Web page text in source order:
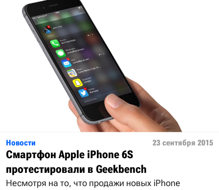
Новости 23 сентября 2015
Смартфон Apple iPhone 6S
протестировали в Geekbench
Несмотря на то, что продажи новых iPhone